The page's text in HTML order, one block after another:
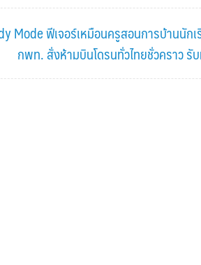
Mode ฟีเจอร์เหมือนครูสอนการบ้านนัก
Next
Post:
กพท. สั่งห้ามบินโดรนทั่วไทยชั่วคราว